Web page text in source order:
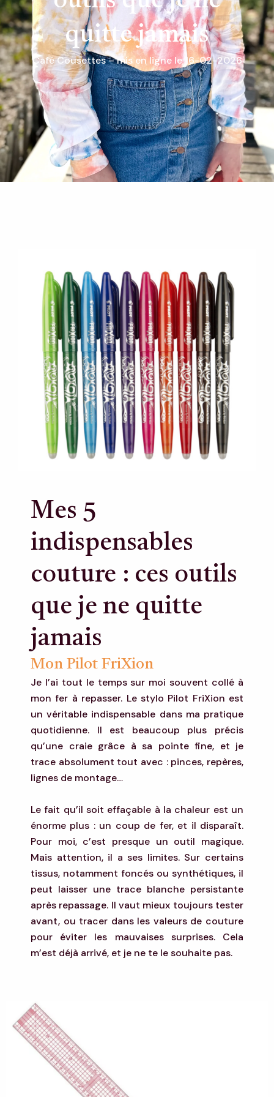
quitte jamais
Café Cousettes – mis en ligne le 16-02-2026
Mes 5
indispensables
couture : ces outils
que je ne quitte
jamais
Mon Pilot FriXion
Je l’ai tout le temps sur moi souvent collé à
mon fer à repasser. Le stylo Pilot FriXion est
un véritable indispensable dans ma pratique
quotidienne. Il est beaucoup plus précis
qu’une craie grâce à sa pointe fine, et je
trace absolument tout avec : pinces, repères,
lignes de montage…
Le fait qu’il soit effaçable à la chaleur est un
énorme plus : un coup de fer, et il disparaît.
Pour moi, c’est presque un outil magique.
Mais attention, il a ses limites. Sur certains
tissus, notamment foncés ou synthétiques, il
peut laisser une trace blanche persistante
après repassage. Il vaut mieux toujours tester
avant, ou tracer dans les valeurs de couture
pour éviter les mauvaises surprises. Cela
m’est déjà arrivé, et je ne te le souhaite pas.